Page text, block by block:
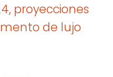
proyecciones
de lujo